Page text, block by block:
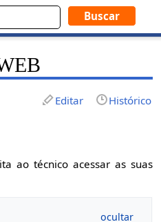
Editar Histórico
ao técnico acessar as suas